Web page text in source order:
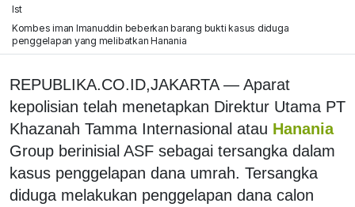
Ist
Kombes iman Imanuddin beberkan barang bukti kasus diduga
penggelapan yang melibatkan Hanania
REPUBLIKA.CO.ID,JAKARTA — Aparat
kepolisian telah menetapkan Direktur Utama PT
Khazanah Tamma Internasional atau Hanania
Group berinisial ASF sebagai tersangka dalam
kasus penggelapan dana umrah. Tersangka
diduga melakukan penggelapan dana calon